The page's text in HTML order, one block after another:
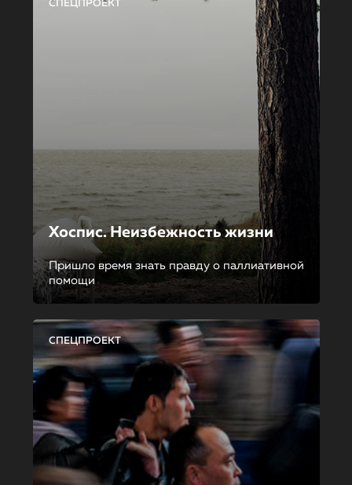
СПЕЦПРОЕКТ
Хоспис. Неизбежность жизни
Пришло время знать правду о паллиативной
помощи
СПЕЦПРОЕКТ